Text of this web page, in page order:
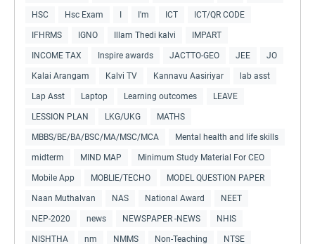
HSC Hsc Exam I'm ICT ICT/QR CODE
IFHRMS IGNO Illam Thedi kalvi IMPART
INCOME TAX Inspire awards JACTTO-GEO JEE JO
Kalai Arangam Kalvi TV Kannavu Aasiriyar lab asst
Lap Asst Laptop Learning outcomes LEAVE
LESSION PLAN LKG/UKG MATHS
MBBS/BE/BA/BSC/MA/MSC/MCA Mental health and life skills
midterm MIND MAP Minimum Study Material For CEO
Mobile App MOBLIE/TECHO MODEL QUESTION PAPER
Naan Muthalvan NAS National Award NEET
NEP-2020 news NEWSPAPER -NEWS NHIS
NISHTHA nm NMMS Non-Teaching NTSE